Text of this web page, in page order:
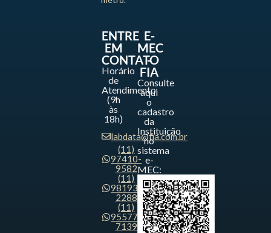
ENTRE
EM
CONTATO
Horário
de
Atendimento
(9h
às
18h)
labdata@fia.com.br
(11)
97410-
9582
(11)
98193-
2288
(11)
95577-
7139
E-
MEC
-
FIA
Consulte
aqui
o
cadastro
da
Instituição
no
sistema
e-
MEC: